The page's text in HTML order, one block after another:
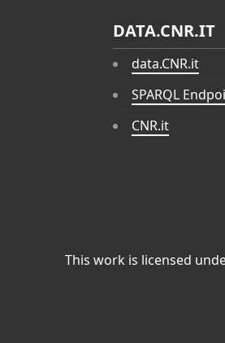
DATA.CNR.IT
data.CNR.it
SPARQL
CNR.it
This work is licensed